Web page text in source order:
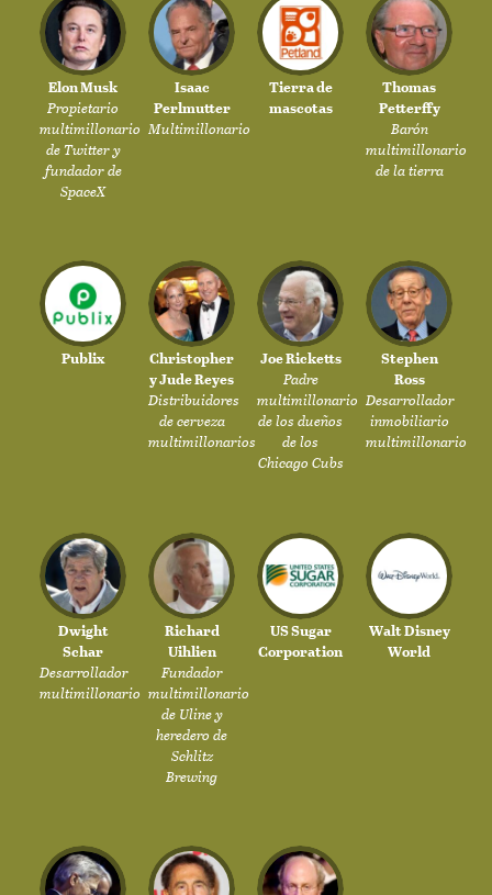
Elon Musk
Propietario
multimillonario
de Twitter y
fundador de
SpaceX
Isaac
Perlmutter
Multimillonario
Tierra de
mascotas
Thomas
Petterffy
Barón
multimillonario
de la tierra
Publix
Christopher
y Jude Reyes
Distribuidores
de cerveza
multimillonarios
Joe Ricketts
Padre
multimillonario
de los dueños
de los
Chicago Cubs
Stephen
Ross
Desarrollador
inmobiliario
multimillonario
Dwight
Schar
Desarrollador
multimillonario
Richard
Uihlien
Fundador
multimillonario
de Uline y
heredero de
Schlitz
Brewing
US Sugar
Corporation
Walt Disney
World